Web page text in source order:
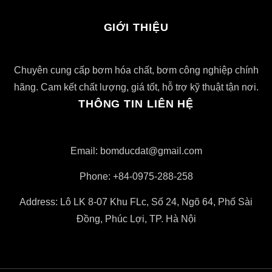
GIỚI THIỆU
Chuyên cung cấp bơm hóa chất, bơm công nghiệp chính
hãng. Cam kết chất lượng, giá tốt, hỗ trợ kỹ thuật tận nơi.
THÔNG TIN LIÊN HỆ
Email: bomducdat@gmail.com
Phone: +84-0975-288-258
Address: Lô LK 8-07 Khu FLc, Số 24, Ngõ 64, Phố Sài
Đồng, Phúc Lợi, TP. Hà Nội